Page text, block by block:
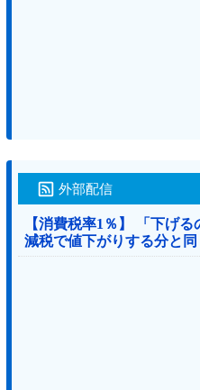
外部配信
【消費税率1％】 「下げ
減税で値下がりする分と
価格を変えない店も